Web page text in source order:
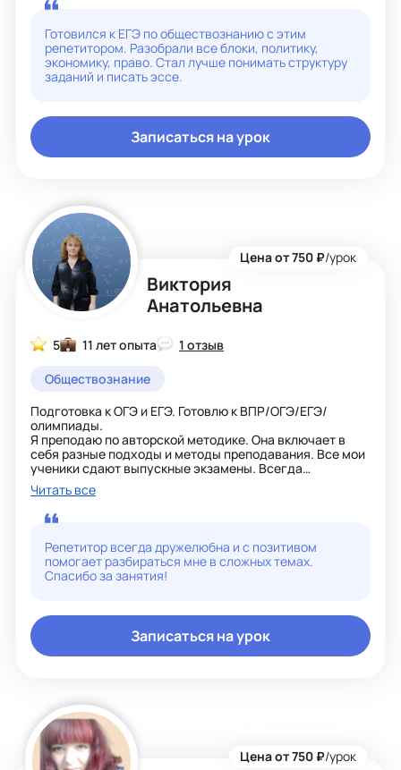
индивидуальный подход.
Готовился к ЕГЭ по обществознанию с этим
репетитором. Разобрали все блоки, политику,
экономику, право. Стал лучше понимать структуру
заданий и писать эссе.
Записаться на урок
Виктория
Анатольевна
Цена от 750 ₽/урок
5 11 лет опыта
1 отзыв
Обществознание
Подготовка к ОГЭ и ЕГЭ. Готовлю к ВПР/ОГЭ/ЕГЭ/
олимпиады.
Я преподаю по авторской методике. Она включает в
себя разные подходы и методы преподавания. Все мои
ученики сдают выпускные экзамены. Всегда
настраиваю на позитивное мышление, мотивирую на
успех. Индивидуальный подход к каждому!
Читать все
Репетитор всегда дружелюбна и с позитивом
помогает разбираться мне в сложных темах.
Спасибо за занятия!
Записаться на урок
Цена от 750 ₽/урок